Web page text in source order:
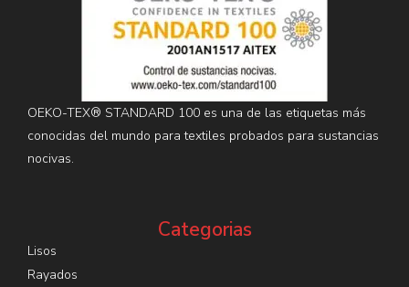
OEKO-TEX® STANDARD 100 es una de las etiquetas más
conocidas del mundo para textiles probados para sustancias
nocivas.
Categorias
Lisos
Rayados